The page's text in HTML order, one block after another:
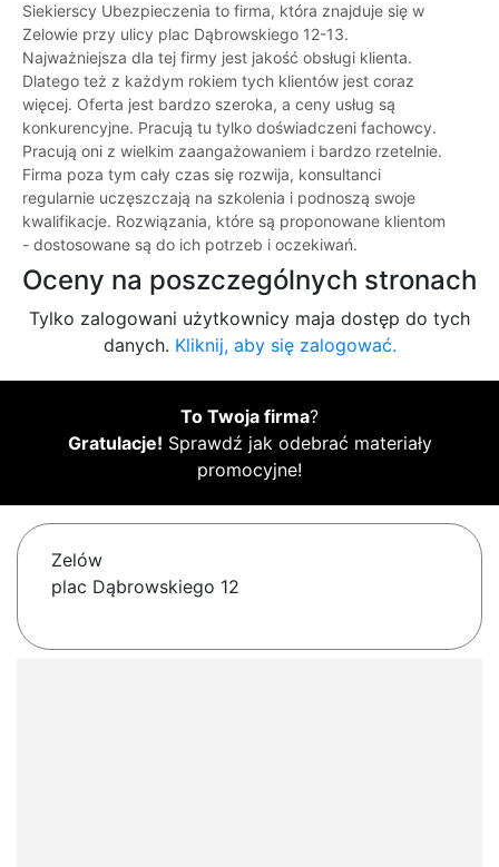
Siekierscy Ubezpieczenia to firma, która znajduje się w
Zelowie przy ulicy plac Dąbrowskiego 12-13.
Najważniejsza dla tej firmy jest jakość obsługi klienta.
Dlatego też z każdym rokiem tych klientów jest coraz
więcej. Oferta jest bardzo szeroka, a ceny usług są
konkurencyjne. Pracują tu tylko doświadczeni fachowcy.
Pracują oni z wielkim zaangażowaniem i bardzo rzetelnie.
Firma poza tym cały czas się rozwija, konsultanci
regularnie uczęszczają na szkolenia i podnoszą swoje
kwalifikacje. Rozwiązania, które są proponowane klientom
- dostosowane są do ich potrzeb i oczekiwań.
Oceny na poszczególnych stronach
Tylko zalogowani użytkownicy maja dostęp do tych
danych. Kliknij, aby się zalogować.
To Twoja firma?
Gratulacje! Sprawdź jak odebrać materiały
promocyjne!
Zelów
plac Dąbrowskiego 12